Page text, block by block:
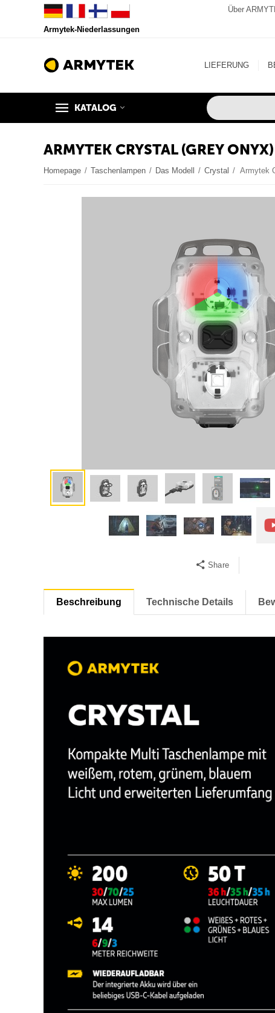
Armytek-Niederlassungen
Über
LIEFERUNG
KATALOG
ARMYTEK CRYSTAL (GREY ONYX)
Homepage / Taschenlampen / Das Modell / Crystal / Armytek
Share
Beschreibung Technische Details